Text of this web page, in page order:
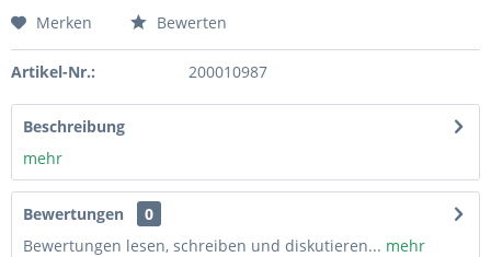
Merken Bewerten
Artikel-Nr.: 200010987
Beschreibung
mehr
Bewertungen
0
Bewertungen lesen, schreiben und diskutieren... mehr